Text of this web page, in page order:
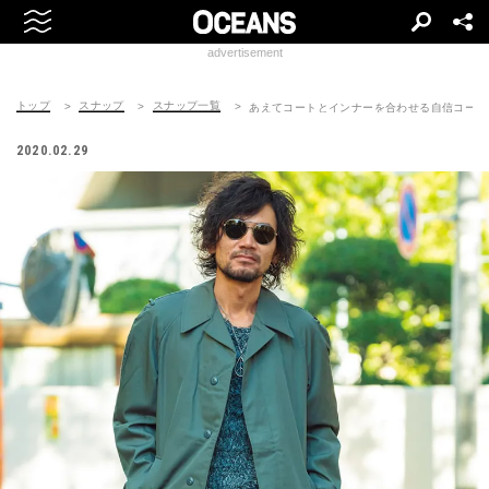
advertisement
トップ スナップ スナップ一覧 あえてコートとインナーを合わせる自信コーデ
2020.02.29